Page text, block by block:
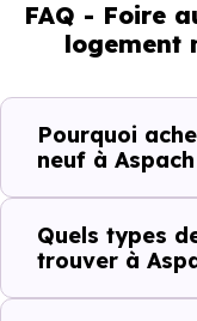
qui renseigne
et les typologies de
commerces, 0
scolaires. Des
autant
dans la commune.
FAQ - Foire
logement
Pourquoi
neuf à
Quels types
trouver à